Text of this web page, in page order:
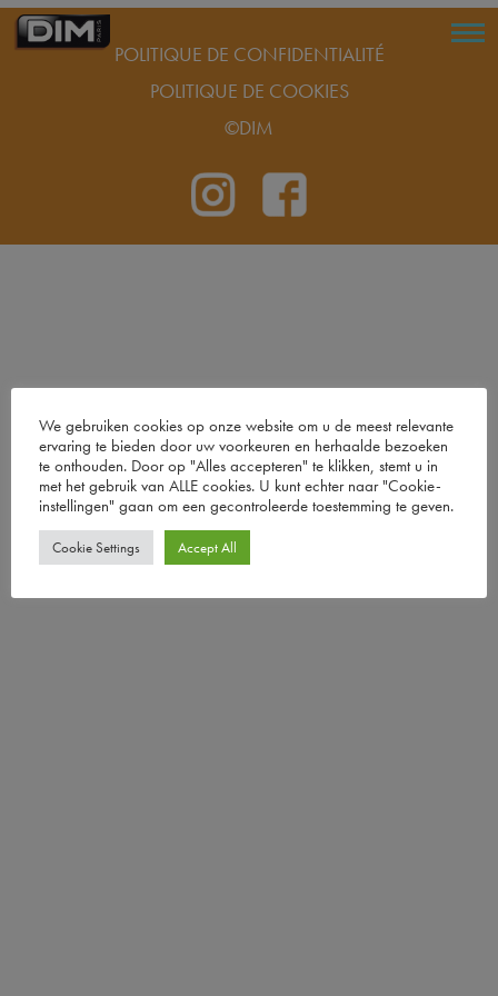
POLITIQUE DE CONFIDENTIALITÉ
POLITIQUE DE COOKIES
©DIM
We gebruiken cookies op onze website om u de meest relevante
ervaring te bieden door uw voorkeuren en herhaalde bezoeken
te onthouden. Door op "Alles accepteren" te klikken, stemt u in
met het gebruik van ALLE cookies. U kunt echter naar "Cookie-
instellingen" gaan om een ​​gecontroleerde toestemming te geven.
Cookie Settings Accept All